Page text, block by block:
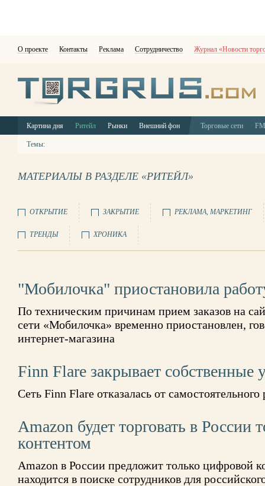
О проекте Контакты Реклама Сотрудничество Журнал «Новости
Картина дня Ритейл Рынки Внешний фон Торговые сети
Темы:
МАТЕРИАЛЫ В РАЗДЕЛЕ «РИТЕЙЛ»
ОТКРЫТИЕ ЗАКРЫТИЕ РЕКЛАМА, МАРКЕТИНГ
ТРЕНДЫ ХРОНИКА
"Мобилочка" приостановила
По техническим причинам прием заказов на
сети «Мобилочка» временно приостановлен,
интернет-магазина
Finn Flare закрывает собственные
Сеть Finn Flare отказалась от
Amazon будет торговать в
контентом
Amazon в России предложит только цифровой
находится в поиске сотрудников для